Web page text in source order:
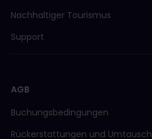
Nachhaltiger Tourismus
Support
AGB
Buchungsbedingungen
Rückerstattungen und Umtausch